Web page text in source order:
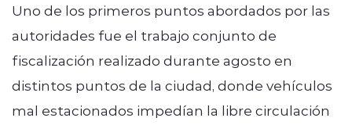
Uno de los primeros puntos abordados por las
autoridades fue el trabajo conjunto de
fiscalización realizado durante agosto en
distintos puntos de la ciudad, donde vehículos
mal estacionados impedían la libre circulación